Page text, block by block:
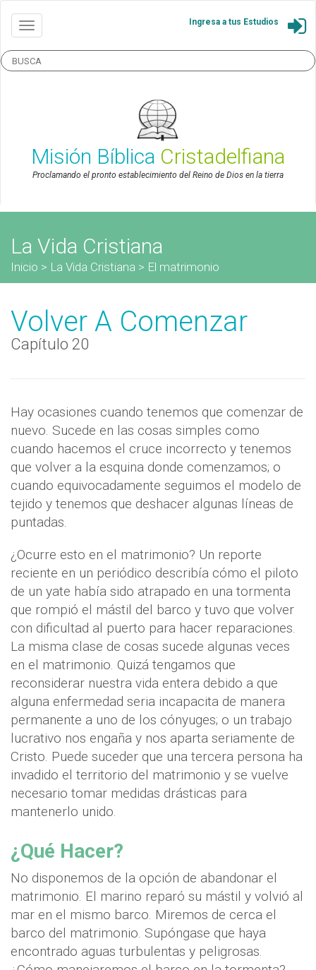
Ingresa a tus Estudios
Misión Bíblica Cristadelfiana
Proclamando el pronto establecimiento del Reino de Dios en la tierra
La Vida Cristiana
Inicio > La Vida Cristiana > El matrimonio
Volver A Comenzar
Capítulo 20
Hay ocasiones cuando tenemos que comenzar de
nuevo. Sucede en las cosas simples como
cuando hacemos el cruce incorrecto y tenemos
que volver a la esquina donde comenzamos; o
cuando equivocadamente seguimos el modelo de
tejido y tenemos que deshacer algunas líneas de
puntadas.
¿Ocurre esto en el matrimonio? Un reporte
reciente en un periódico describía cómo el piloto
de un yate había sido atrapado en una tormenta
que rompió el mástil del barco y tuvo que volver
con dificultad al puerto para hacer reparaciones.
La misma clase de cosas sucede algunas veces
en el matrimonio. Quizá tengamos que
reconsiderar nuestra vida entera debido a que
alguna enfermedad seria incapacita de manera
permanente a uno de los cónyuges; o un trabajo
lucrativo nos engaña y nos aparta seriamente de
Cristo. Puede suceder que una tercera persona ha
invadido el territorio del matrimonio y se vuelve
necesario tomar medidas drásticas para
mantenerlo unido.
¿Qué Hacer?
No disponemos de la opción de abandonar el
matrimonio. El marino reparó su mástil y volvió al
mar en el mismo barco. Miremos de cerca el
barco del matrimonio. Supóngase que haya
encontrado aguas turbulentas y peligrosas.